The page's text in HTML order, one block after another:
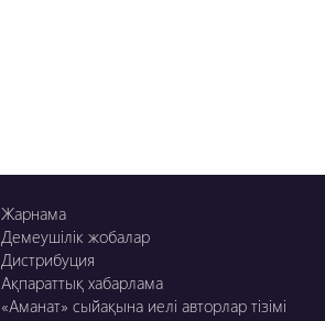
Жарнама
Демеушілік жобалар
Дистрибуция
Ақпараттық хабарлама
«Аманат» сыйақына иелі авторлар тізімі